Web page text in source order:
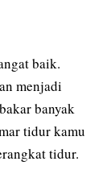
baik.
menjadi
banyak
tidur kamu
tidur.